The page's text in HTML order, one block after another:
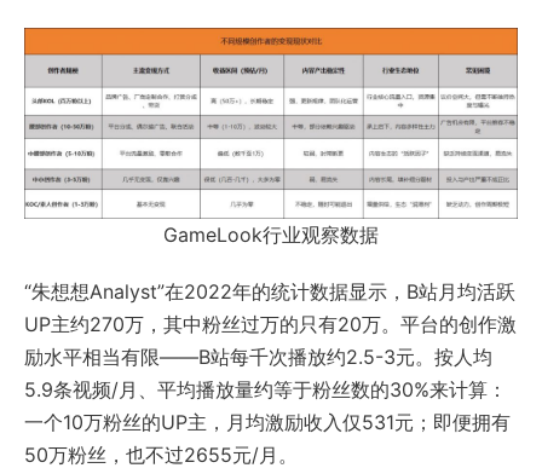
GameLook行业观察数据
“朱想想Analyst”在2022年的统计数据显示，B站月均活跃
UP主约270万，其中粉丝过万的只有20万。平台的创作激
励水平相当有限——B站每千次播放约2.5-3元。按人均
5.9条视频/月、平均播放量约等于粉丝数的30%来计算：
一个10万粉丝的UP主，月均激励收入仅531元；即便拥有
50万粉丝，也不过2655元/月。